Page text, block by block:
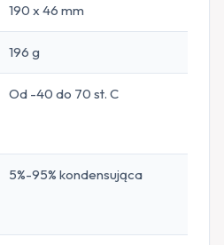
190 x 46 mm
196 g
Od -40 do 70 st. C
5%-95% kondensująca